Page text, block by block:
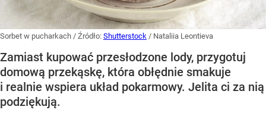
Sorbet w pucharkach / Źródło: Shutterstock / Nataliia Leontieva
Zamiast kupować przesłodzone lody, przygotuj
domową przekąskę, która obłędnie smakuje
i realnie wspiera układ pokarmowy. Jelita ci za nią
podziękują.